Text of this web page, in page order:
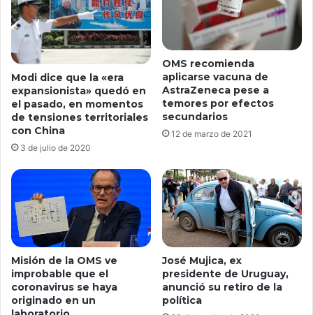
Modi dice que la «era
expansionista» quedó en
el pasado, en momentos
de tensiones territoriales
con China
3 de julio de 2020
OMS recomienda
aplicarse vacuna de
AstraZeneca pese a
temores por efectos
secundarios
12 de marzo de 2021
Misión de la OMS ve
improbable que el
coronavirus se haya
originado en un
José Mujica, ex
presidente de Uruguay,
anunció su retiro de la
política